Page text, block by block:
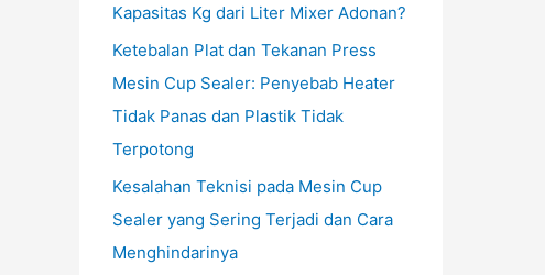
Kapasitas Kg dari Liter Mixer Adonan?
Ketebalan Plat dan Tekanan Press
Mesin Cup Sealer: Penyebab Heater
Tidak Panas dan Plastik Tidak
Terpotong
Kesalahan Teknisi pada Mesin Cup
Sealer yang Sering Terjadi dan Cara
Menghindarinya